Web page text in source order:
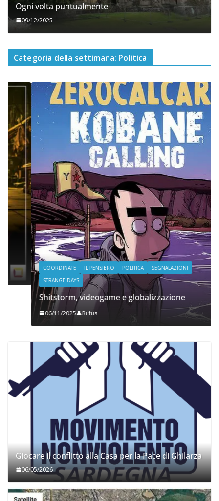
Ogni volta puntualmente
09/12/2025
Categoria della settimana: Politica
COORDINATE IL PENSIERO POLITICA
SEGNALAZIONI
STRANGE DAYS
Shitstorm, videogame e globalizzazione
06/11/2025 Rufus
Giocare il conflitto alla Casa per la Pace di Ghilarza
06/05/2026